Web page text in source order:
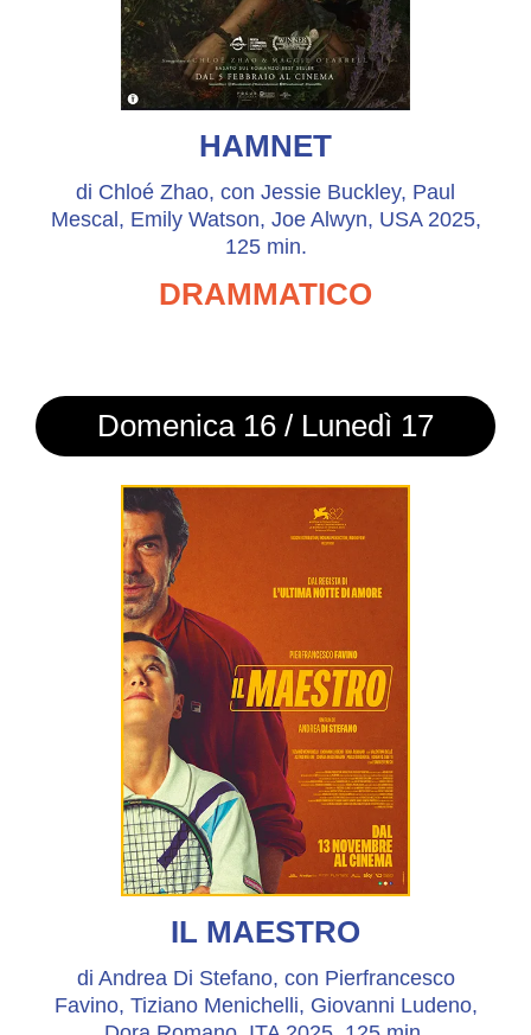
HAMNET
di Chloé Zhao, con Jessie Buckley, Paul
Mescal, Emily Watson, Joe Alwyn, USA 2025,
125 min.
DRAMMATICO
Domenica 16 / Lunedì 17
IL MAESTRO
di Andrea Di Stefano, con Pierfrancesco
Favino, Tiziano Menichelli, Giovanni Ludeno,